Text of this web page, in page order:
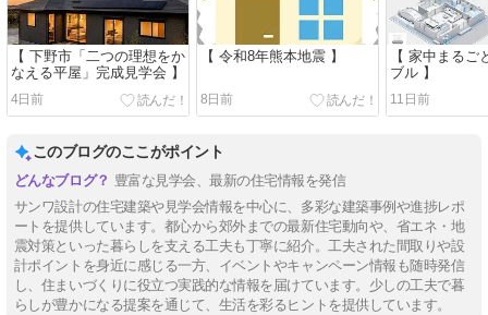
【 下野市「二つの理想をか
なえる平屋」完成見学会 】
4日前
【 令和8年熊本地震 】
8日前
【 家中まるご
ブル 】
11日前
このブログのここがポイント
豊富な見学会、最新の住宅情報を発信
サンワ設計の住宅建築や見学会情報を中心に、多彩な建築事例や進捗レポ
ートを提供しています。都心から郊外までの最新住宅動向や、省エネ・地
震対策といった暮らしを支える工夫も丁寧に紹介。工夫された間取りや設
計ポイントを身近に感じる一方、イベントやキャンペーン情報も随時発信
し、住まいづくりに役立つ実践的な情報を届けています。少しの工夫で暮
らしが豊かになる提案を通じて、生活を彩るヒントを提供しています。